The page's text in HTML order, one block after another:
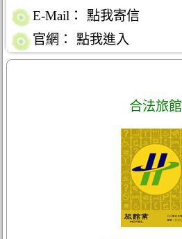
E-Mail：
點我寄信
官網：
點我進入
合法旅館